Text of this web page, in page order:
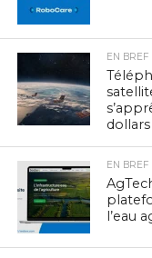
EN BREF
dollars
EN BREF
l’eau